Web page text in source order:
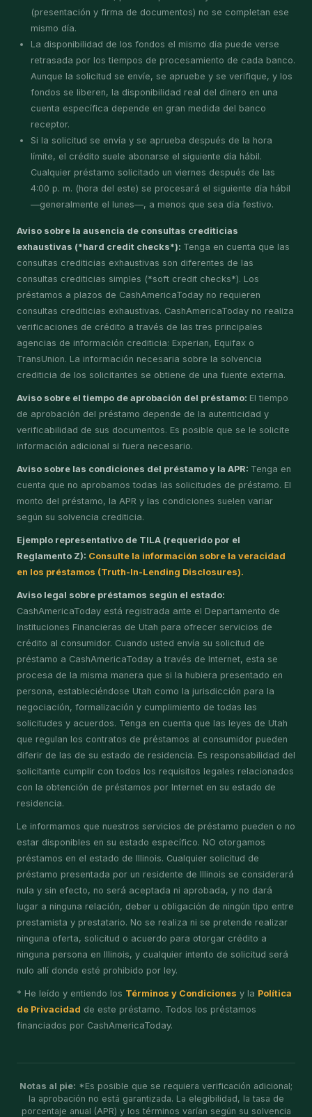
(presentación y firma de documentos) no se completan ese
mismo día.
La disponibilidad de los fondos el mismo día puede verse
retrasada por los tiempos de procesamiento de cada banco.
Aunque la solicitud se envíe, se apruebe y se verifique, y los
fondos se liberen, la disponibilidad real del dinero en una
cuenta específica depende en gran medida del banco
receptor.
Si la solicitud se envía y se aprueba después de la hora
límite, el crédito suele abonarse el siguiente día hábil.
Cualquier préstamo solicitado un viernes después de las
4:00 p. m. (hora del este) se procesará el siguiente día hábil
—generalmente el lunes—, a menos que sea día festivo.
Aviso sobre la ausencia de consultas crediticias
exhaustivas (*hard credit checks*): Tenga en cuenta que las
consultas crediticias exhaustivas son diferentes de las
consultas crediticias simples (*soft credit checks*). Los
préstamos a plazos de CashAmericaToday no requieren
consultas crediticias exhaustivas. CashAmericaToday no realiza
verificaciones de crédito a través de las tres principales
agencias de información crediticia: Experian, Equifax o
TransUnion. La información necesaria sobre la solvencia
crediticia de los solicitantes se obtiene de una fuente externa.
Aviso sobre el tiempo de aprobación del préstamo: El tiempo
de aprobación del préstamo depende de la autenticidad y
verificabilidad de sus documentos. Es posible que se le solicite
información adicional si fuera necesario.
Aviso sobre las condiciones del préstamo y la APR: Tenga en
cuenta que no aprobamos todas las solicitudes de préstamo. El
monto del préstamo, la APR y las condiciones suelen variar
según su solvencia crediticia.
Ejemplo representativo de TILA (requerido por el
Reglamento Z): Consulte la información sobre la veracidad
en los préstamos (Truth-In-Lending Disclosures).
Aviso legal sobre préstamos según el estado:
CashAmericaToday está registrada ante el Departamento de
Instituciones Financieras de Utah para ofrecer servicios de
crédito al consumidor. Cuando usted envía su solicitud de
préstamo a CashAmericaToday a través de Internet, esta se
procesa de la misma manera que si la hubiera presentado en
persona, estableciéndose Utah como la jurisdicción para la
negociación, formalización y cumplimiento de todas las
solicitudes y acuerdos. Tenga en cuenta que las leyes de Utah
que regulan los contratos de préstamos al consumidor pueden
diferir de las de su estado de residencia. Es responsabilidad del
solicitante cumplir con todos los requisitos legales relacionados
con la obtención de préstamos por Internet en su estado de
residencia.
Le informamos que nuestros servicios de préstamo pueden o no
estar disponibles en su estado específico. NO otorgamos
préstamos en el estado de Illinois. Cualquier solicitud de
préstamo presentada por un residente de Illinois se considerará
nula y sin efecto, no será aceptada ni aprobada, y no dará
lugar a ninguna relación, deber u obligación de ningún tipo entre
prestamista y prestatario. No se realiza ni se pretende realizar
ninguna oferta, solicitud o acuerdo para otorgar crédito a
ninguna persona en Illinois, y cualquier intento de solicitud será
nulo allí donde esté prohibido por ley.
* He leído y entiendo los Términos y Condiciones y la Política
de Privacidad de este préstamo. Todos los préstamos
financiados por CashAmericaToday.
Notas al pie: *Es posible que se requiera verificación adicional;
la aprobación no está garantizada. La elegibilidad, la tasa de
porcentaje anual (APR) y los términos varían según su solvencia